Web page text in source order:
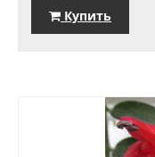
Купить